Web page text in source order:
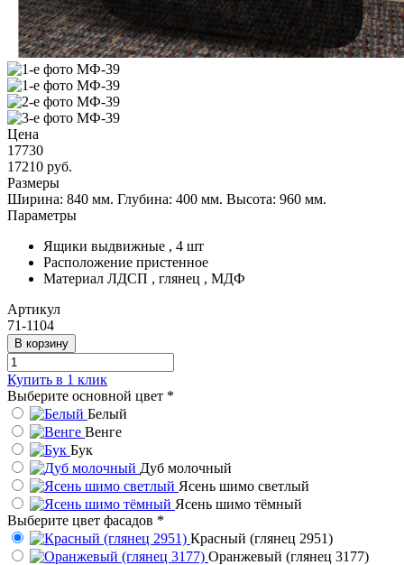
Цена
17730
17210 руб.
Размеры
Ширина: 840 мм. Глубина: 400 мм. Высота: 960 мм.
Параметры
Ящики выдвижные , 4 шт
Расположение пристенное
Материал ЛДСП , глянец , МДФ
Артикул
71-1104
В корзину
Купить в 1 клик
Выберите основной цвет *
Белый
Венге
Бук
Дуб молочный
Ясень шимо светлый
Ясень шимо тёмный
Выберите цвет фасадов *
Красный (глянец 2951)
Оранжевый (глянец 3177)